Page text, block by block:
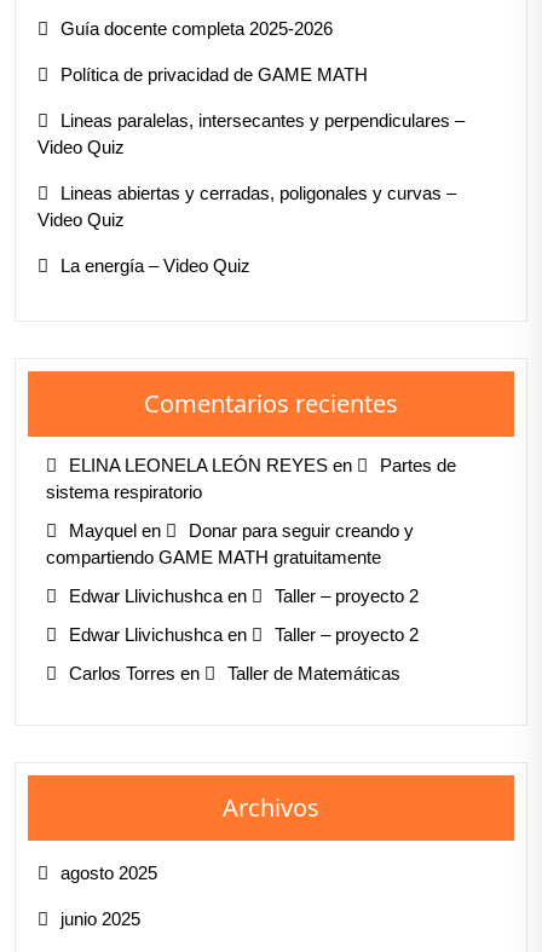
Guía docente completa 2025-2026
Política de privacidad de GAME MATH
Lineas paralelas, intersecantes y perpendiculares –
Video Quiz
Lineas abiertas y cerradas, poligonales y curvas –
Video Quiz
La energía – Video Quiz
Comentarios recientes
ELINA LEONELA LEÓN REYES en
Partes de
sistema respiratorio
Mayquel en
Donar para seguir creando y
compartiendo GAME MATH gratuitamente
Edwar Llivichushca en
Taller – proyecto 2
Edwar Llivichushca en
Taller – proyecto 2
Carlos Torres en Taller de Matemáticas
Archivos
agosto 2025
junio 2025